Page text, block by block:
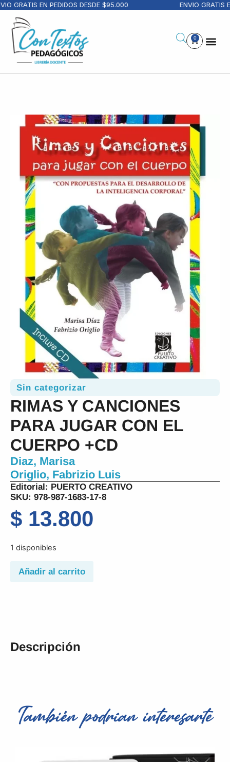
GRATIS EN PEDIDOS DESDE $95.000 ENVIO GRATIS
0
Sin categorizar
RIMAS Y CANCIONES
PARA JUGAR CON EL
CUERPO +CD
Diaz, Marisa
Origlio, Fabrizio Luis
Editorial: PUERTO CREATIVO
SKU: 978-987-1683-17-8
$ 13.800
1 disponibles
Añadir al carrito
Descripción
También podrían interesarte